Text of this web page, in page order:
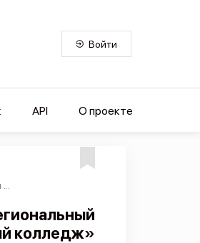
Войти
API О проекте
колледж»